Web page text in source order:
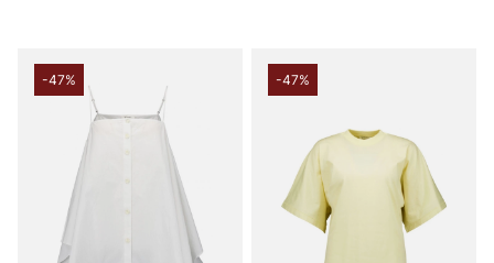
-47% -47%